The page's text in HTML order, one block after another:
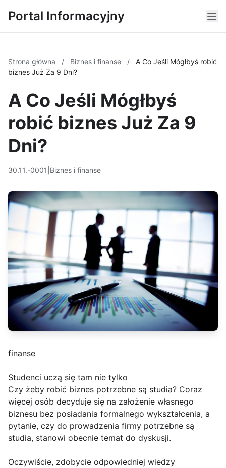
Portal Informacyjny
Strona główna / Biznes i finanse /
A Co Jeśli Mógłbyś robić
biznes Już Za 9 Dni?
A Co Jeśli Mógłbyś
robić biznes Już Za 9
Dni?
30.11.-0001 Biznes i finanse
finanse
Studenci uczą się tam nie tylko
Czy żeby robić biznes potrzebne są studia? Coraz
więcej osób decyduje się na założenie własnego
biznesu bez posiadania formalnego wykształcenia, a
pytanie, czy do prowadzenia firmy potrzebne są
studia, stanowi obecnie temat do dyskusji.
Oczywiście, zdobycie odpowiedniej wiedzy